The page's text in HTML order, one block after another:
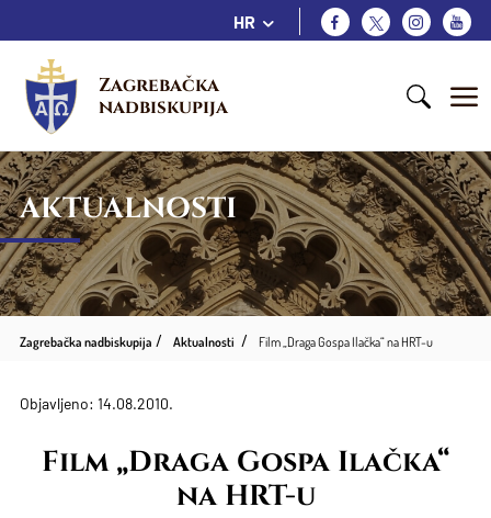
HR
Zagrebačka
nadbiskupija
AKTUALNOSTI
Zagrebačka nadbiskupija Aktualnosti Film „Draga Gospa Ilačka“ na HRT-u
Objavljeno: 14.08.2010.
Film „Draga Gospa Ilačka“
na HRT-u